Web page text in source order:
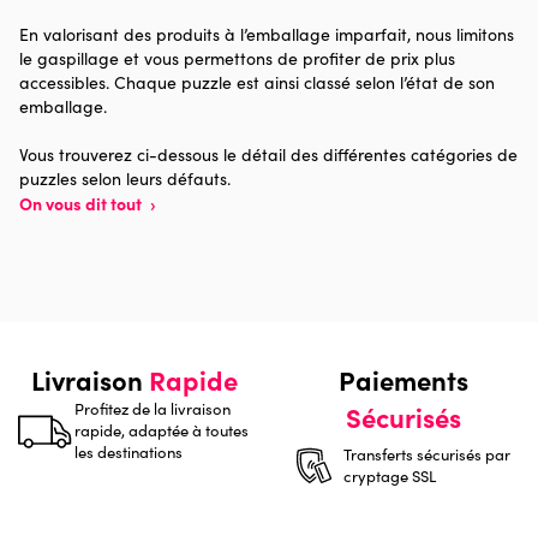
Age
à partir de 6 ans (50 à 100
pièces)
Provenance
Nombre de pièces
En valorisant des produits à l’emballage imparfait, nous limitons
le gaspillage et vous permettons de profiter de prix plus
accessibles. Chaque puzzle est ainsi classé selon l’état de son
emballage.
Vous trouverez ci-dessous le détail des différentes catégories de
puzzles selon leurs défauts.
On vous dit tout ›
Livraison Rapide
Profitez de la livraison
rapide, adaptée à toutes
les destinations
Paiements
Sécurisés
Transferts sécurisés par
cryptage SSL